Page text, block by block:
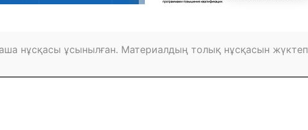
нұсқасы ұсынылған. Материалдың толық нұсқасын жүктеп